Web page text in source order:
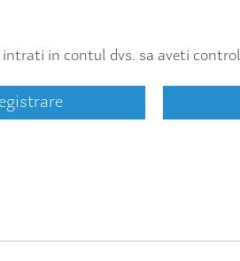
in contul dvs. sa aveti